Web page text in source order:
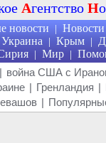
Агентство Н
новости | Новости
Украина | Крым |
| Мир |
| война США с
| Гренландия |
|